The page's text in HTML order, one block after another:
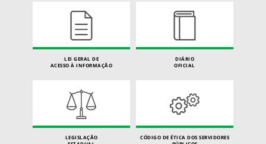
LEI GERAL DE
ACESSO À INFORMAÇÃO
DIÁRIO
OFICIAL
LEGISLAÇÃO
CÓDIGO DE ÉTICA DOS SERVIDORES